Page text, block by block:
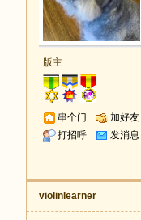
版主
串个门
加好友
打招呼
发消息
violinlearner